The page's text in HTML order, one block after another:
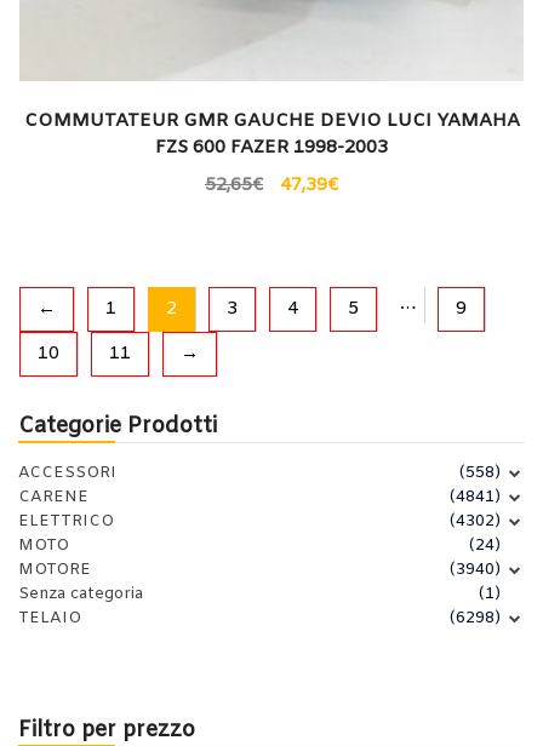
Categorie Prodotti
ACCESSORI
(558)
CARENE
(4841)
ELETTRICO
(4302)
MOTO
(24)
MOTORE
(3940)
Senza categoria
(1)
TELAIO
(6298)
Filtro per prezzo
COMMUTATEUR GMR GAUCHE DEVIO LUCI YAMAHA
FZS 600 FAZER 1998-2003
52,65€ 47,39€
← 1 2 3 4 5 …
9
10
11 →